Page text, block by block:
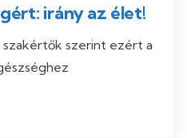
irány az élet!
szakértők szerint ezért a